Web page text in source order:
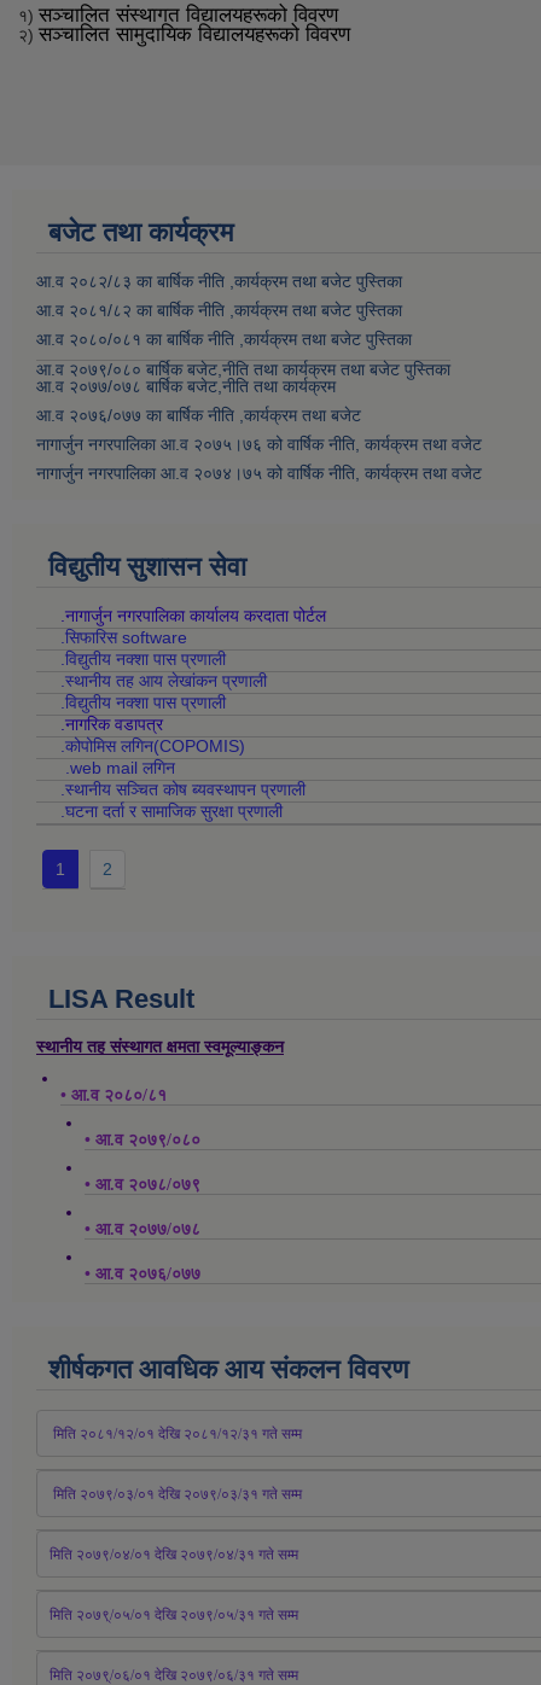
१) सञ्चालित संस्थागत विद्यालयहरूको विवरण
२) सञ्चालित सामुदायिक विद्यालयहरूको विवरण
बजेट तथा कार्यक्रम
आ.व २०८२/८३ का बार्षिक नीति ,कार्यक्रम तथा बजेट पुस्तिका
आ.व २०८१/८२ का बार्षिक नीति ,कार्यक्रम तथा बजेट पुस्तिका
आ.व २०८०/०८१ का बार्षिक नीति ,कार्यक्रम तथा बजेट पुस्तिका
आ.व २०७९/०८० बार्षिक बजेट,नीति तथा कार्यक्रम तथा बजेट पुस्तिका
आ.व २०७७/०७८ बार्षिक बजेट,नीति तथा कार्यक्रम
आ.व २०७६/०७७ का बार्षिक नीति ,कार्यक्रम तथा बजेट
नागार्जुन नगरपालिका आ.व २०७५।७६ को वार्षिक नीति, कार्यक्रम तथा वजेट
नागार्जुन नगरपालिका आ.व २०७४।७५ को वार्षिक नीति, कार्यक्रम तथा वजेट
विद्युतीय सुशासन सेवा
.नागार्जुन नगरपालिका कार्यालय करदाता पोर्टल
.सिफारिस software
.विद्युतीय नक्शा पास प्रणाली
.स्थानीय तह आय लेखांकन प्रणाली
.विद्युतीय नक्शा पास प्रणाली
.नागरिक वडापत्र
.कोपोमिस लगिन(COPOMIS)
.web mail लगिन
.स्थानीय सञ्चित कोष ब्यवस्थापन प्रणाली
.घटना दर्ता र सामाजिक सुरक्षा प्रणाली
1 2
LISA Result
स्थानीय तह संस्थागत क्षमता स्वमूल्याङ्कन
• आ.व २०८०/८१
• आ.व २०७९/०८०
• आ.व २०७८/०७९
• आ.व २०७७/०७८
• आ.व २०७६/०७७
शीर्षकगत आवधिक आय संकलन विवरण
मिति २०८१/१२/०१ देखि २०८१/१२/३१ गते सम्म
मिति २०७९/०३/०१ देखि २०७९/०३/३१ गते सम्म
मिति २०७९/०४/०१ देखि २०७९/०४/३१ गते सम्म
मिति २०७९्/०५/०१ देखि २०७९/०५/३१ गते सम्म
मिति २०७९्/०६/०१ देखि २०७९/०६/३१ गते सम्म